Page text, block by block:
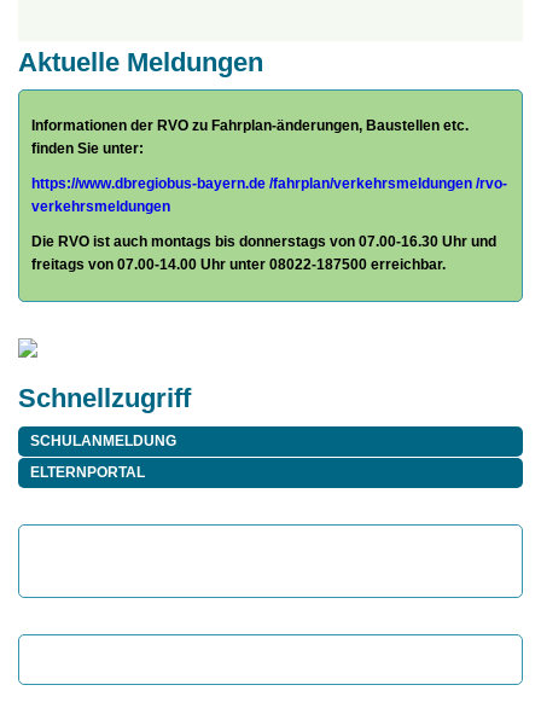
Aktuelle Meldungen
Informationen der RVO zu Fahrplan-änderungen, Baustellen etc.
finden Sie unter:
https://www.dbregiobus-bayern.de /fahrplan/verkehrsmeldungen /rvo-
verkehrsmeldungen
Die RVO ist auch montags bis donnerstags von 07.00-16.30 Uhr und
freitags von 07.00-14.00 Uhr unter 08022-187500 erreichbar.
Schnellzugriff
SCHULANMELDUNG
ELTERNPORTAL